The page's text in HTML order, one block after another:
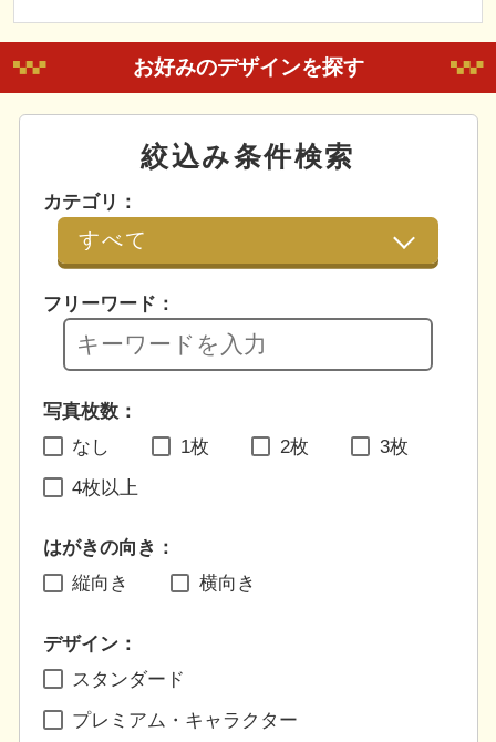
お好みのデザインを探す
絞込み条件検索
カテゴリ：
フリーワード：
写真枚数：
なし
1枚 2枚 3枚
4枚以上
はがきの向き：
縦向き
横向き
デザイン：
スタンダード
プレミアム・キャラクター